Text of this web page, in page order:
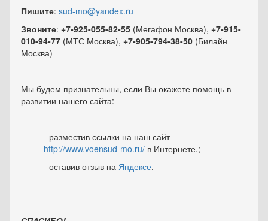
Пишите: sud-mo@yandex.ru
Звоните: +7-925-055-82-55 (Мегафон Москва), +7-915-
010-94-77 (МТС Москва), +7-905-794-38-50 (Билайн
Москва)
Мы будем признательны, если Вы окажете помощь в
развитии нашего сайта:
- разместив ссылки на наш сайт
http://www.voensud-mo.ru/в Интернете.;
- оставив отзыв на Яндексе.